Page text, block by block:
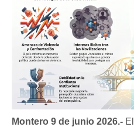
Montero 9 de junio 2026.-